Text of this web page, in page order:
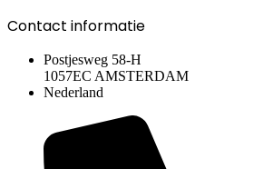
Contact informatie
Postjesweg 58-H
1057EC AMSTERDAM
Nederland